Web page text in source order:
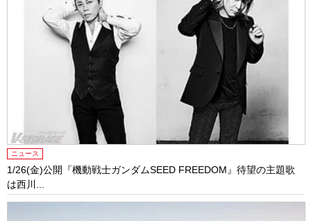
ニュース
1/26(金)公開『機動戦士ガンダムSEED FREEDOM』待望の主題歌
は西川...